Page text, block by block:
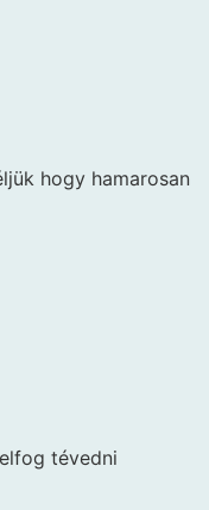
hogy hamarosan
tévedni